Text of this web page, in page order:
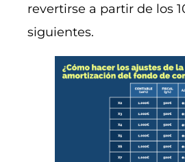
revertirse a partir de los
siguientes.